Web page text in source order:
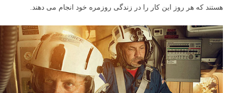
هستند که هر روز این کار را در زندگی روزمره خود انجام می دهند.